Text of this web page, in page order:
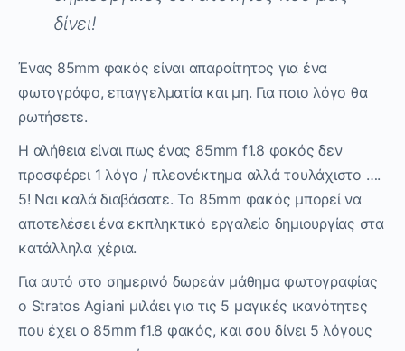
δίνει!
Ένας 85mm φακός είναι απαραίτητος για ένα
φωτογράφο, επαγγελματία και μη. Για ποιο λόγο θα
ρωτήσετε.
Η αλήθεια είναι πως ένας 85mm f1.8 φακός δεν
προσφέρει 1 λόγο / πλεονέκτημα αλλά τουλάχιστο ….
5! Ναι καλά διαβάσατε. Το 85mm φακός μπορεί να
αποτελέσει ένα εκπληκτικό εργαλείο δημιουργίας στα
κατάλληλα χέρια.
Για αυτό στο σημερινό δωρεάν μάθημα φωτογραφίας
ο Stratos Agiani μιλάει για τις 5 μαγικές ικανότητες
που έχει ο 85mm f1.8 φακός, και σου δίνει 5 λόγους